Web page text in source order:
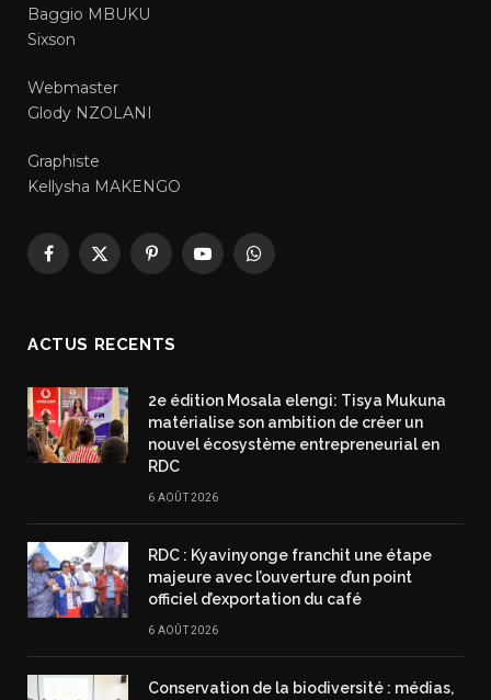
Baggio MBUKU
Sixson
Webmaster
Glody NZOLANI
Graphiste
Kellysha MAKENGO
Facebook
X
PinterestYouTubeWhatsApp
ACTUS RECENTS
2e édition Mosala elengi: Tisya Mukuna
matérialise son ambition de créer un
nouvel écosystème entrepreneurial en
RDC
6 AOÛT 2026
RDC : Kyavinyonge franchit une étape
majeure avec l’ouverture d’un point
officiel d’exportation du café
6 AOÛT 2026
Conservation de la biodiversité : médias,